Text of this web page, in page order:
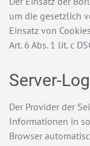
um die gesetzlich
Einsatz von
Art. 6 Abs. 1 lit. c
Server-
Der Provider der
Informationen in
Browser